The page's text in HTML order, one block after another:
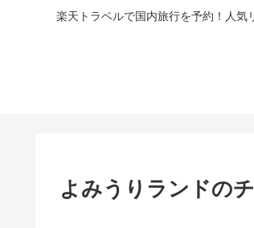
楽天トラベルで国内旅行を予約！人気
よみうりランドの